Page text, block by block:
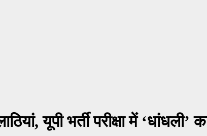
यूपी भर्ती परीक्षा में ‘धांधली’